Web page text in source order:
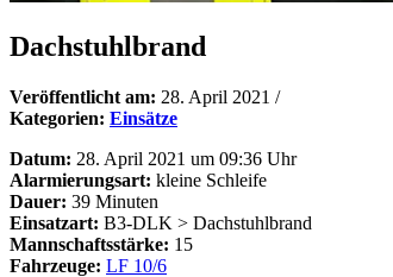
Dachstuhlbrand
Veröffentlicht am: 28. April 2021 /
Kategorien: Einsätze
Datum: 28. April 2021 um 09:36 Uhr
Alarmierungsart: kleine Schleife
Dauer: 39 Minuten
Einsatzart: B3-DLK > Dachstuhlbrand
Mannschaftsstärke: 15
Fahrzeuge: LF 10/6